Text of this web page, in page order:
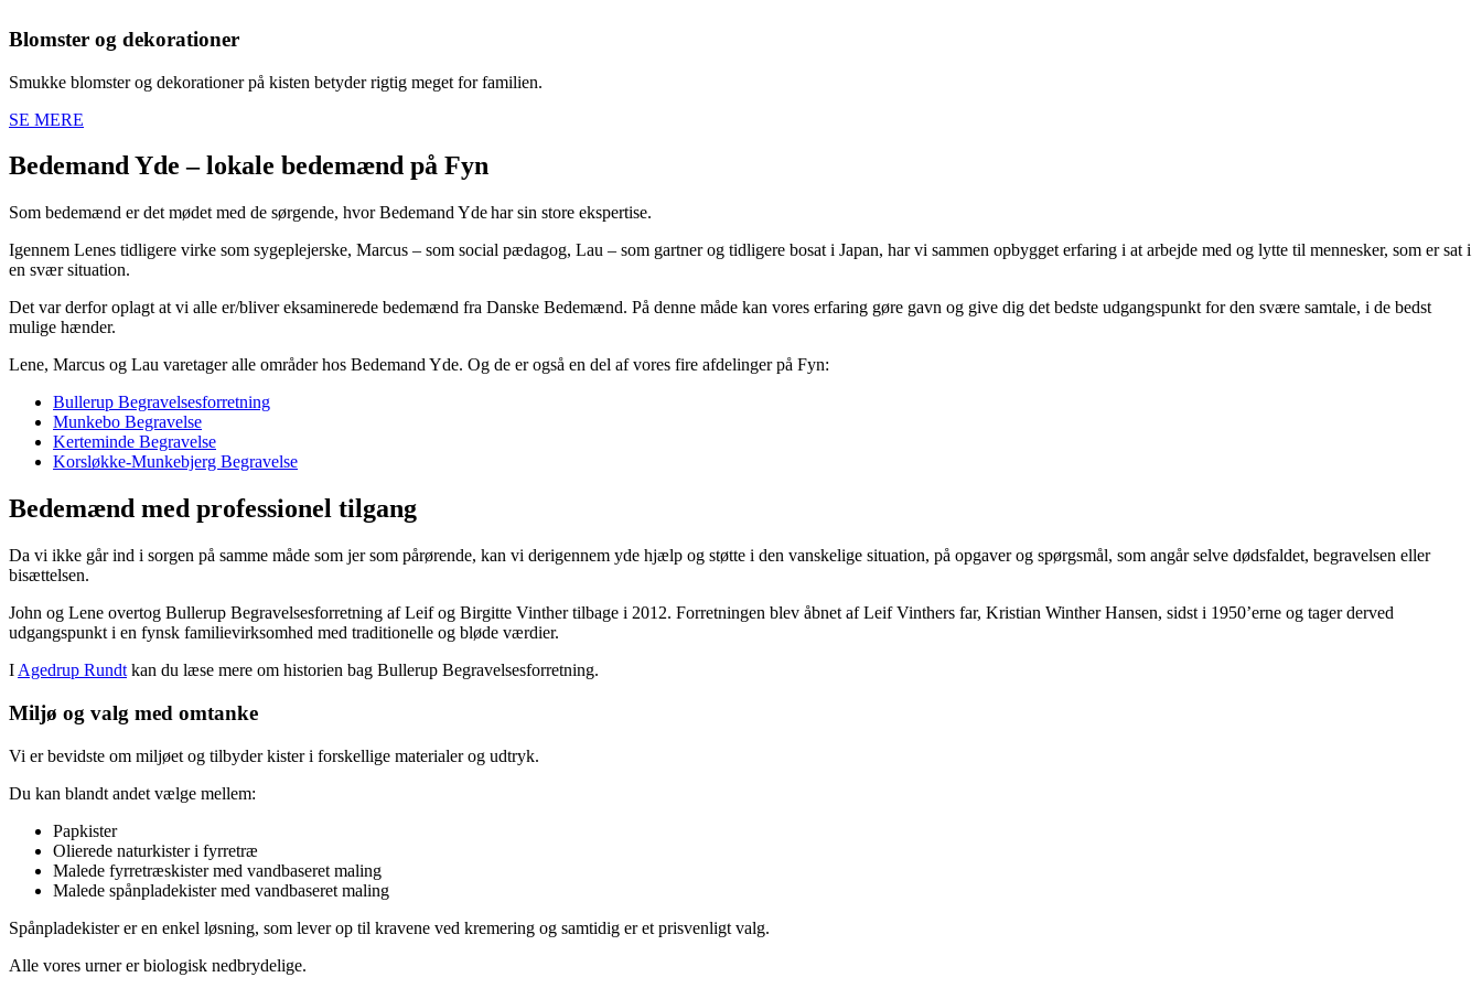
Blomster og dekorationer
Smukke blomster og dekorationer på kisten betyder rigtig meget for familien.
SE MERE
Bedemand Yde – lokale bedemænd på Fyn
Som bedemænd er det mødet med de sørgende, hvor Bedemand Yde har sin store ekspertise.
Igennem Lenes tidligere virke som sygeplejerske, Marcus – som social pædagog, Lau – som gartner og tidligere bosat i Japan, har vi sammen opbygget erfaring i at arbejde med og lytte til mennesker, som er sat i
en svær situation.
Det var derfor oplagt at vi alle er/bliver eksaminerede bedemænd fra Danske Bedemænd. På denne måde kan vores erfaring gøre gavn og give dig det bedste udgangspunkt for den svære samtale, i de bedst
mulige hænder.
Lene, Marcus og Lau varetager alle områder hos Bedemand Yde. Og de er også en del af vores fire afdelinger på Fyn:
Bullerup Begravelsesforretning
Munkebo Begravelse
Kerteminde Begravelse
Korsløkke-Munkebjerg Begravelse
Bedemænd med professionel tilgang
Da vi ikke går ind i sorgen på samme måde som jer som pårørende, kan vi derigennem yde hjælp og støtte i den vanskelige situation, på opgaver og spørgsmål, som angår selve dødsfaldet, begravelsen eller
bisættelsen.
John og Lene overtog Bullerup Begravelsesforretning af Leif og Birgitte Vinther tilbage i 2012. Forretningen blev åbnet af Leif Vinthers far, Kristian Winther Hansen, sidst i 1950’erne og tager derved
udgangspunkt i en fynsk familievirksomhed med traditionelle og bløde værdier.
I Agedrup Rundt kan du læse mere om historien bag Bullerup Begravelsesforretning.
Miljø og valg med omtanke
Vi er bevidste om miljøet og tilbyder kister i forskellige materialer og udtryk.
Du kan blandt andet vælge mellem:
Papkister
Olierede naturkister i fyrretræ
Malede fyrretræskister med vandbaseret maling
Malede spånpladekister med vandbaseret maling
Spånpladekister er en enkel løsning, som lever op til kravene ved kremering og samtidig er et prisvenligt valg.
Alle vores urner er biologisk nedbrydelige.